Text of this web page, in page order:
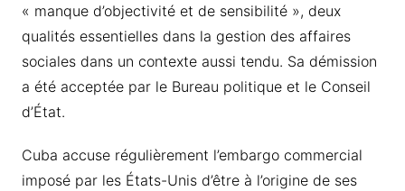
« manque d’objectivité et de sensibilité », deux
qualités essentielles dans la gestion des affaires
sociales dans un contexte aussi tendu. Sa démission
a été acceptée par le Bureau politique et le Conseil
d’État.
Cuba accuse régulièrement l’embargo commercial
imposé par les États-Unis d’être à l’origine de ses